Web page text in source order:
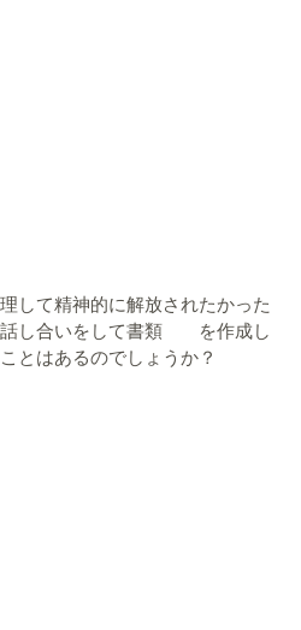
して精神的に解放されたかった
話し合いをして書類 を作成し
とはあるのでしょうか？